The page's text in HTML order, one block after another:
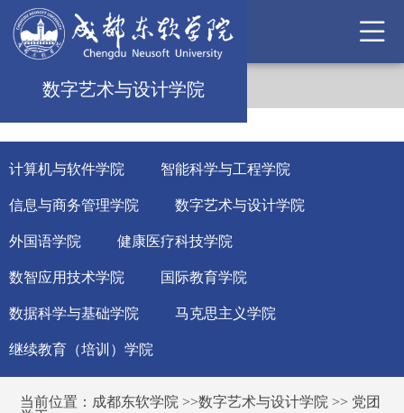
数字艺术与设计学院
计算机与软件学院 智能科学与工程学院
信息与商务管理学院 数字艺术与设计学院
外国语学院 健康医疗科技学院
数智应用技术学院 国际教育学院
数据科学与基础学院 马克思主义学院
继续教育（培训）学院
当前位置： 成都东软学院 >>数字艺术与设计学院 >> 党团